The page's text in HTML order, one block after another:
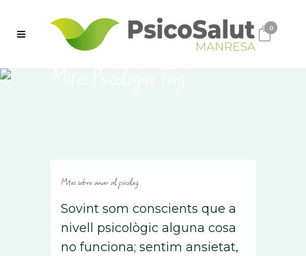
0
Mites sobre anar al psicòleg
Sovint som conscients que a
nivell psicològic alguna cosa
no funciona; sentim ansietat,